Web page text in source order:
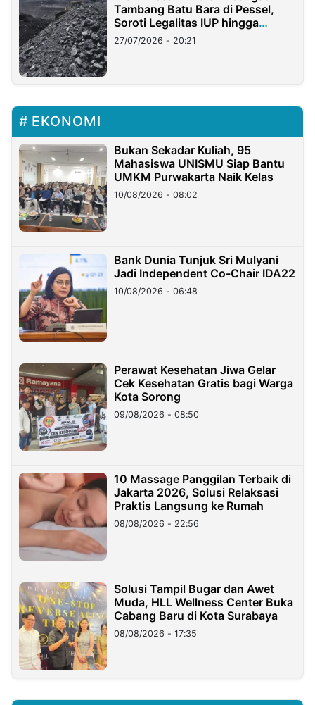
Tambang Batu Bara di Pessel,
Soroti Legalitas IUP hingga
Stockpile
27/07/2026 - 20:21
EKONOMI
Bukan Sekadar Kuliah, 95
Mahasiswa UNISMU Siap Bantu
UMKM Purwakarta Naik Kelas
10/08/2026 - 08:02
Bank Dunia Tunjuk Sri Mulyani
Jadi Independent Co-Chair IDA22
10/08/2026 - 06:48
Perawat Kesehatan Jiwa Gelar
Cek Kesehatan Gratis bagi Warga
Kota Sorong
09/08/2026 - 08:50
10 Massage Panggilan Terbaik di
Jakarta 2026, Solusi Relaksasi
Praktis Langsung ke Rumah
08/08/2026 - 22:56
Solusi Tampil Bugar dan Awet
Muda, HLL Wellness Center Buka
Cabang Baru di Kota Surabaya
08/08/2026 - 17:35